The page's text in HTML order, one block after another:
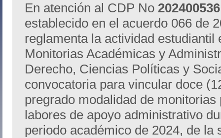
En atención al CDP No 202400536
establecido en el acuerdo 066 de
reglamenta la actividad estudiantil
Monitorias Académicas y
Derecho, Ciencias Políticas y
convocatoria para vincular doce
pregrado modalidad de monitorias
labores de apoyo administrativo
periodo académico de 2024, de la